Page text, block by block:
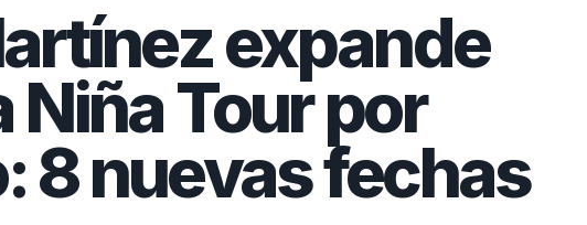
expande
Niña Tour por
8 nuevas fechas